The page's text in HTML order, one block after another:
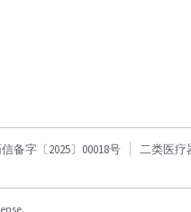
备字〔2025〕00018号
二类医疗